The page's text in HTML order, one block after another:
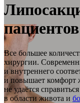
пациентов
Все большее
хирургии.
и внутреннего
и повышает комфорт
не удаётся
в области живота и